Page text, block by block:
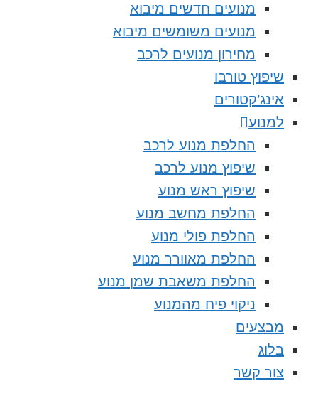
מנועים חדשים מיבוא
מנועים משומשים מיבוא
מחירון מנועים לרכב
שיפוץ טורבו
אינג’קטורים
למנוע
החלפת מנוע לרכב
שיפוץ מנוע לרכב
שיפוץ ראש מנוע
החלפת מחשב מנוע
החלפת פולי מנוע
החלפת מאוורר מנוע
החלפת משאבת שמן מנוע
ניקוי פיח מהמנוע
מבצעים
בלוג
צור קשר